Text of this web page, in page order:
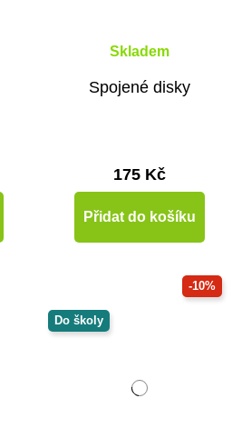
Skladem
Spojené disky
175 Kč
Přidat do košíku
-10%
Do školy